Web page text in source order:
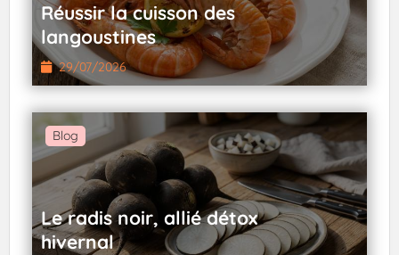
Réussir la cuisson des
langoustines
29/07/2026
Blog
Le radis noir, allié détox
hivernal